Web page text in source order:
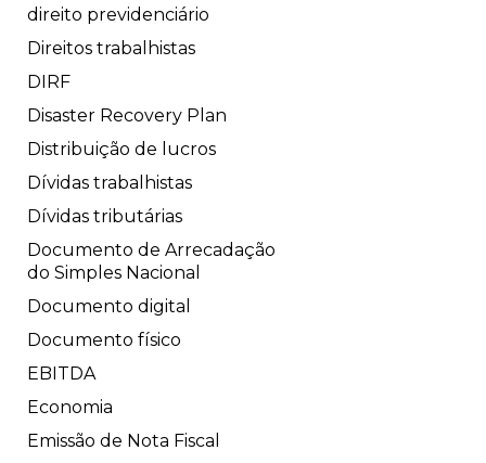
direito previdenciário
Direitos trabalhistas
DIRF
Disaster Recovery Plan
Distribuição de lucros
Dívidas trabalhistas
Dívidas tributárias
Documento de Arrecadação
do Simples Nacional
Documento digital
Documento físico
EBITDA
Economia
Emissão de Nota Fiscal